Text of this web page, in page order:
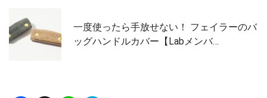
一度使ったら手放せない！ フェイラーのバ
ッグハンドルカバー【Labメンバ…